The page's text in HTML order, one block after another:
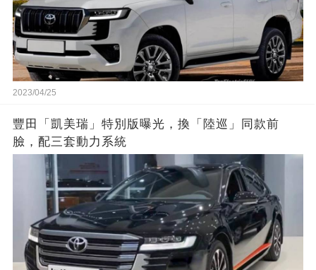
2023/04/25
豐田「凱美瑞」特別版曝光，換「陸巡」同款前
臉，配三套動力系統